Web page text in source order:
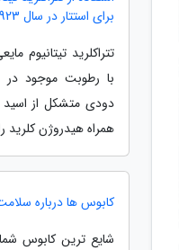
برای استتار در سال 1923
تتراکلرید تیتانیوم
با رطوبت موجود در
دودی متشکل از اسید
همراه هیدروژن
کابوس ها درباره
شایع ترین کابوس